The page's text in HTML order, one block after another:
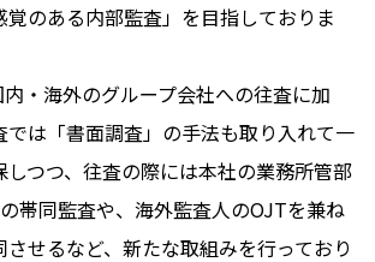
覚のある内部監査」を目指しておりま
・海外のグループ会社への往査に加
では「書面調査」の手法も取り入れて一
しつつ、往査の際には本社の業務所管部
帯同監査や、海外監査人のOJTを兼ね
せるなど、新たな取組みを行っており